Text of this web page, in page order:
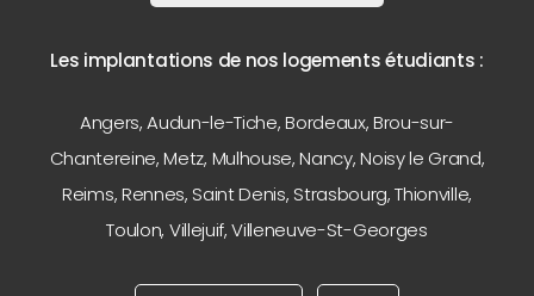
Les implantations de nos logements étudiants :
Angers,Audun-le-Tiche,Bordeaux,Brou-sur-
Chantereine,Metz, Mulhouse,Nancy,Noisy le Grand,
Reims,Rennes, Saint Denis, Strasbourg,Thionville,
Toulon, Villejuif,Villeneuve-St-Georges